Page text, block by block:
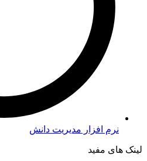
لینک های مفید